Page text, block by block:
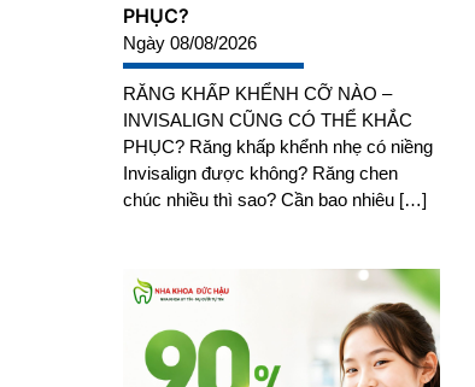
PHỤC?
Ngày 08/08/2026
RĂNG KHẤP KHỂNH CỠ NÀO –
INVISALIGN CŨNG CÓ THỂ KHẮC
PHỤC? Răng khấp khểnh nhẹ có niềng
Invisalign được không? Răng chen
chúc nhiều thì sao? Cần bao nhiêu […]